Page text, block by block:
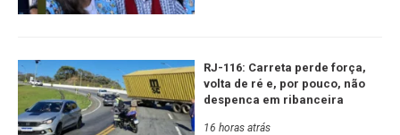
RJ-116: Carreta perde força,
volta de ré e, por pouco, não
despenca em ribanceira
16 horas atrás